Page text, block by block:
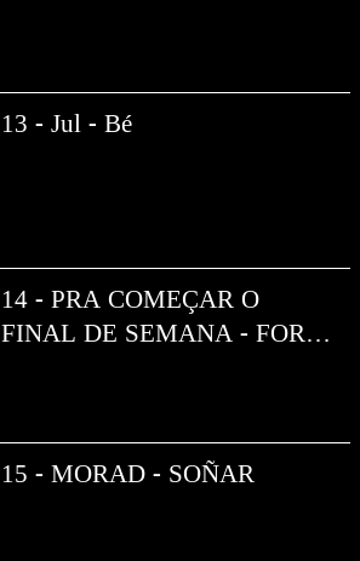
13 - Jul - Bé
14 - PRA COMEÇAR O
FINAL DE SEMANA - FORTE
15 - MORAD - SOÑAR